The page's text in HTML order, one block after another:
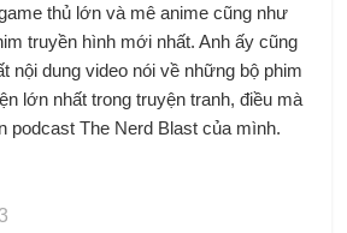
thủ lớn và mê anime cũng như
truyền hình mới nhất. Anh ấy cũng
nội dung video nói về những bộ phim
lớn nhất trong truyện tranh, điều mà
podcast The Nerd Blast của mình.